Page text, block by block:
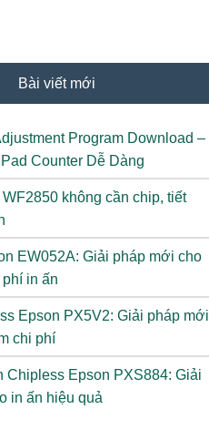
Bài viết mới
Program Download –
Counter Dễ Dàng
không cần chip, tiết
EW052A: Giải pháp mới cho
in ấn
Epson PX5V2: Giải pháp mới
chi phí
Chipless Epson PXS884: Giải
in ấn hiệu quả